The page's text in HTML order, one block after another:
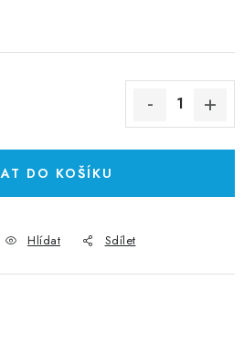
DO KOŠÍKU
Hlídat Sdílet